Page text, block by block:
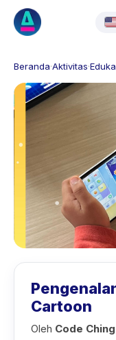
Beranda·Aktivitas·
Cartoon
Oleh Code